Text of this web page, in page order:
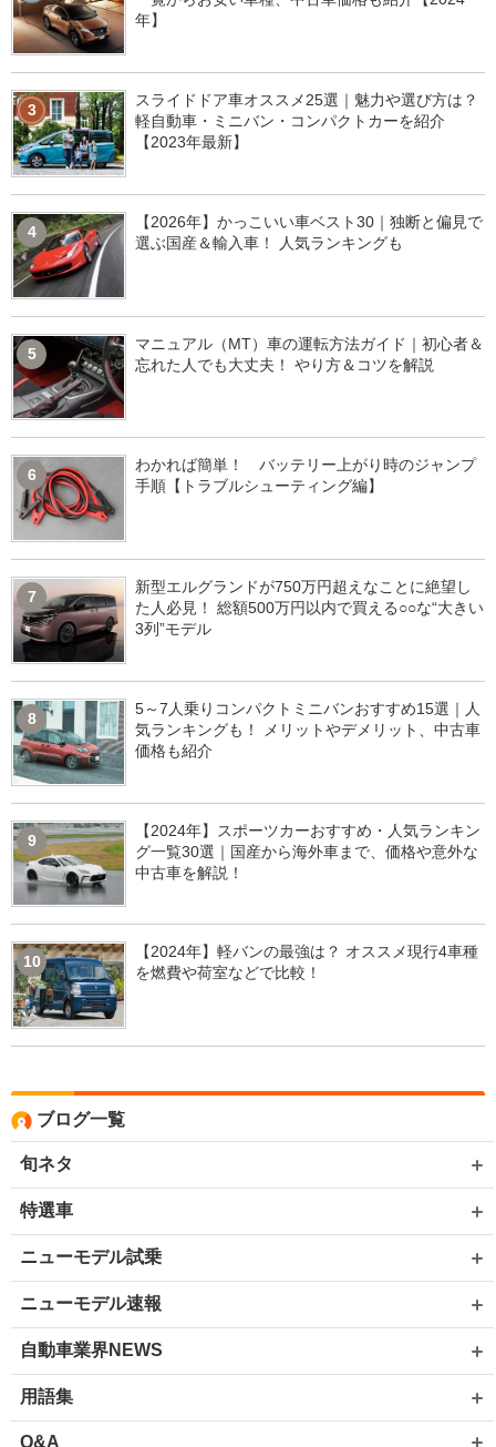
年】
3
スライドドア車オススメ25選｜魅力や選び方は？
軽自動車・ミニバン・コンパクトカーを紹介
【2023年最新】
4
【2026年】かっこいい車ベスト30｜独断と偏見で
選ぶ国産＆輸入車！ 人気ランキングも
5
マニュアル（MT）車の運転方法ガイド｜初心者＆
忘れた人でも大丈夫！ やり方＆コツを解説
6
わかれば簡単！ バッテリー上がり時のジャンプ
手順【トラブルシューティング編】
7
新型エルグランドが750万円超えなことに絶望し
た人必見！ 総額500万円以内で買える○○な“大きい
3列”モデル
8
5～7人乗りコンパクトミニバンおすすめ15選｜人
気ランキングも！ メリットやデメリット、中古車
価格も紹介
9
【2024年】スポーツカーおすすめ・人気ランキン
グ一覧30選｜国産から海外車まで、価格や意外な
中古車を解説！
10
【2024年】軽バンの最強は？ オススメ現行4車種
を燃費や荷室などで比較！
ブログ一覧
旬ネタ
特選車
ニューモデル試乗
ニューモデル速報
自動車業界NEWS
用語集
Q&A